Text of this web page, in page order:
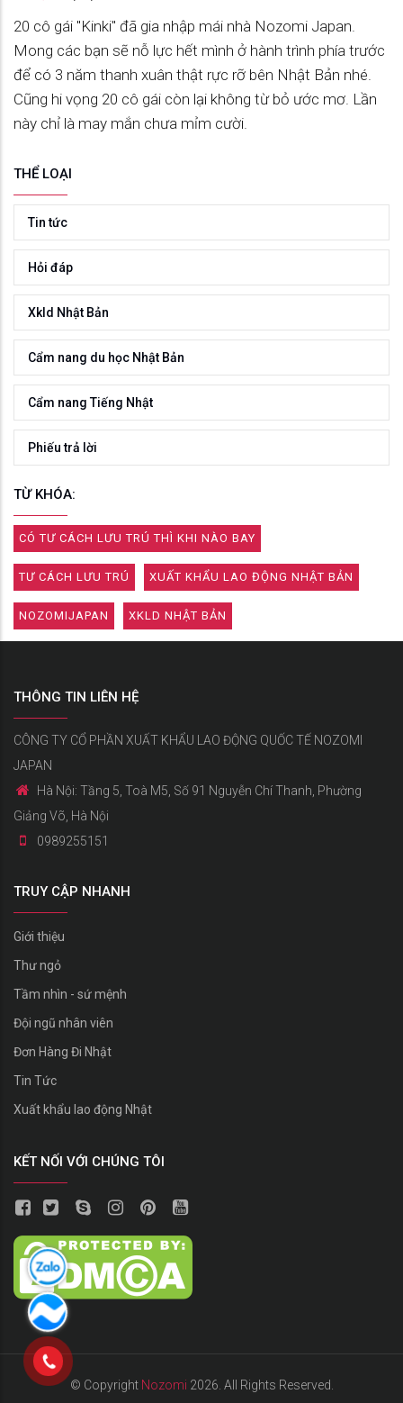
20 cô gái "Kinki" đã gia nhập mái nhà Nozomi Japan.
Mong các bạn sẽ nỗ lực hết mình ở hành trình phía trước
để có 3 năm thanh xuân thật rực rỡ bên Nhật Bản nhé.
Cũng hi vọng 20 cô gái còn lại không từ bỏ ước mơ. Lần
này chỉ là may mắn chưa mỉm cười.
THỂ LOẠI
Tin tức
Hỏi đáp
Xkld Nhật Bản
Cẩm nang du học Nhật Bản
Cẩm nang Tiếng Nhật
Phiếu trả lời
TỪ KHÓA:
CÓ TƯ CÁCH LƯU TRÚ THÌ KHI NÀO BAY
TƯ CÁCH LƯU TRÚ XUẤT KHẨU LAO ĐỘNG NHẬT BẢN
NOZOMIJAPAN XKLD NHẬT BẢN
THÔNG TIN LIÊN HỆ
CÔNG TY CỔ PHẦN XUẤT KHẨU LAO ĐỘNG QUỐC TẾ NOZOMI
JAPAN
Hà Nội: Tầng 5, Toà M5, Số 91 Nguyễn Chí Thanh, Phường
Giảng Võ, Hà Nội
0989255151
TRUY CẬP NHANH
Giới thiệu
Thư ngỏ
Tầm nhìn - sứ mệnh
Đội ngũ nhân viên
Đơn Hàng Đi Nhật
Tin Tức
Xuất khẩu lao động Nhật
KẾT NỐI VỚI CHÚNG TÔI
© Copyright Nozomi 2026. All Rights Reserved.